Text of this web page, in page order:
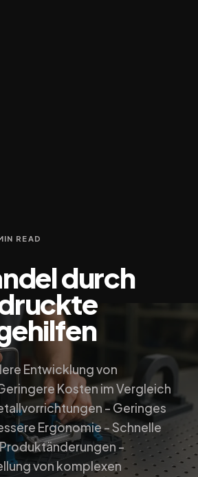
READ
durch
Entwicklung von
Kosten im Vergleich
- Geringes
Ergonomie - Schnelle
-
von komplexen